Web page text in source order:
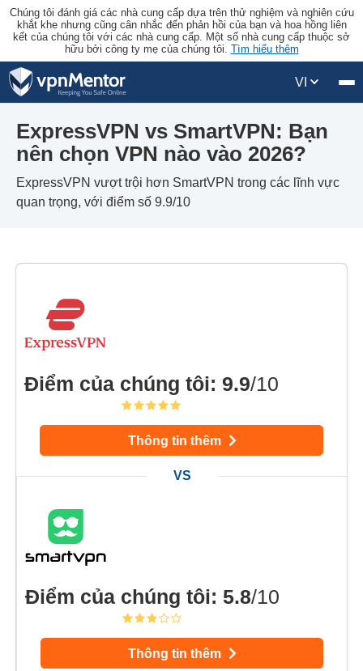
Chúng tôi đánh giá các nhà cung cấp dựa trên thử nghiệm và nghiên cứu
khắt khe nhưng cũng cân nhắc đến phản hồi của bạn và hoa hồng liên
kết của chúng tôi với các nhà cung cấp. Một số nhà cung cấp thuộc sở
hữu bởi công ty mẹ của chúng tôi. Tìm hiểu thêm
VI
ExpressVPN vs SmartVPN: Bạn
nên chọn VPN nào vào 2026?
ExpressVPN vượt trội hơn SmartVPN trong các lĩnh vực
quan trọng, với điểm số 9.9/10
Điểm của chúng tôi: 9.9/10
Thông tin thêm
Điểm của chúng tôi: 5.8/10
Thông tin thêm